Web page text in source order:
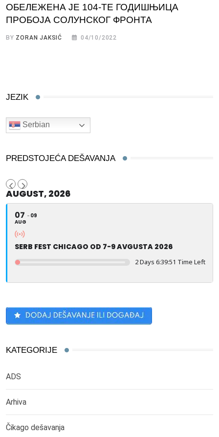
ОБЕЛЕЖЕНА ЈЕ 104-ТЕ ГОДИШЊИЦА
ПРОБОЈА СОЛУНСКОГ ФРОНТА
BY ZORAN JAKSIĆ 04/10/2022
JEZIK
Serbian
PREDSTOJEĆA DEŠAVANJA
AUGUST, 2026
07
AUG
09
SERB FEST CHICAGO OD 7-9 AVGUSTA 2026
2 Days 6:39:51 Time Left
KATEGORIJE
ADS
Arhiva
Čikago dešavanja